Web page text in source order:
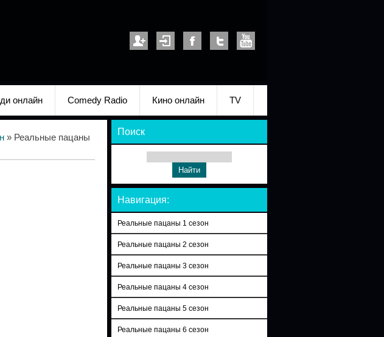
онлайн Comedy Radio Кино онлайн TV
» Реальные пацаны
Поиск
Навигация:
Реальные пацаны 1 сезон
Реальные пацаны 2 сезон
Реальные пацаны 3 сезон
Реальные пацаны 4 сезон
Реальные пацаны 5 сезон
Реальные пацаны 6 сезон